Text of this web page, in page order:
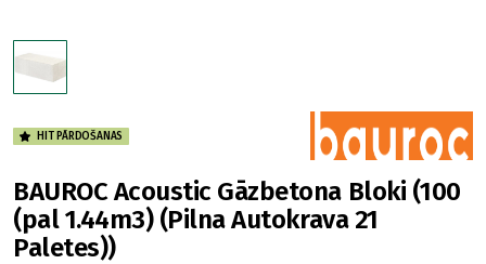
HIT PĀRDOŠANAS
BAUROC Acoustic Gāzbetona Bloki (100
(pal 1.44m3) (Pilna Autokrava 21
Paletes))